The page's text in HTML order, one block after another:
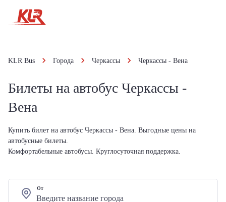
KLR Bus Города Черкассы Черкассы - Вена
Билеты на автобус Черкассы -
Вена
Купить билет на автобус Черкассы - Вена. Выгодные цены на
автобусные билеты.
Комфортабельные автобусы. Круглосуточная поддержка.
От